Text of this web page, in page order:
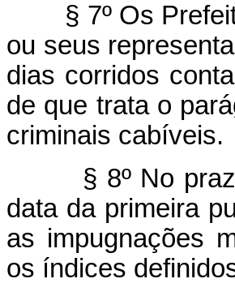
§ 7º Os
ou seus
dias corridos
de que trata o
criminais cabíveis.
§ 8º No
data da primeira
as impugnações
os índices